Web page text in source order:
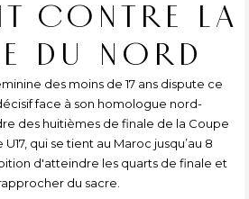
CONTRE LA
DU NORD
des moins de 17 ans dispute ce
face à son homologue nord-
des huitièmes de finale de la Coupe
qui se tient au Maroc jusqu’au 8
d'atteindre les quarts de finale et
du sacre.